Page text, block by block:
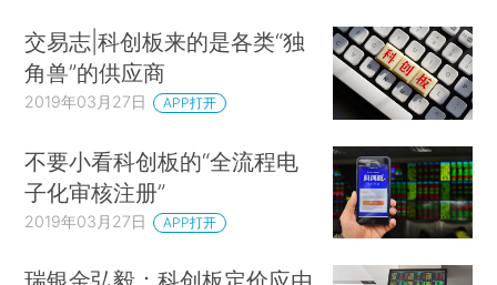
交易志|科创板来的是各类“独
角兽”的供应商
2019年03月27日 APP打开
不要小看科创板的“全流程电
子化审核注册”
2019年03月27日 APP打开